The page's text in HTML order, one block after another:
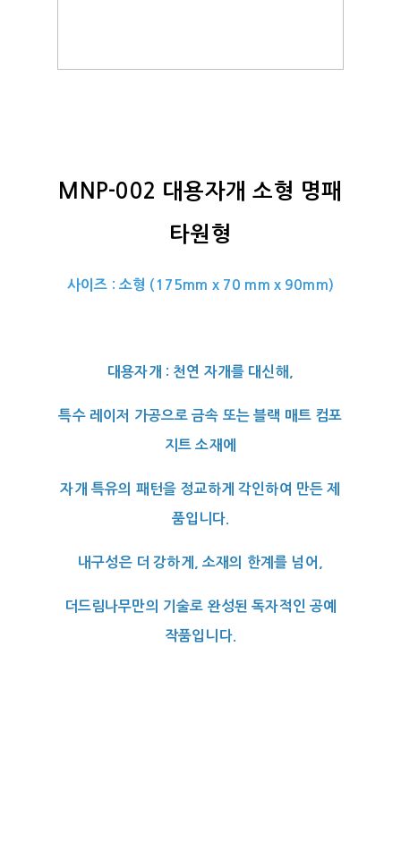
MNP-002 대용자개 소형 명패
타원형
사이즈 : 소형 (175mm x 70 mm x 90mm)
대용자개 : 천연 자개를 대신해,
특수 레이저 가공으로 금속 또는 블랙 매트 컴포
지트 소재에
자개 특유의 패턴을 정교하게 각인하여 만든 제
품입니다.
내구성은 더 강하게, 소재의 한계를 넘어,
더드림나무만의 기술로 완성된 독자적인 공예
작품입니다.